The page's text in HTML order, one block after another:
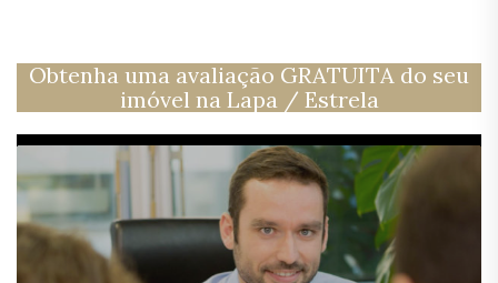
Obtenha uma avaliação GRATUITA do seu
imóvel na Lapa / Estrela